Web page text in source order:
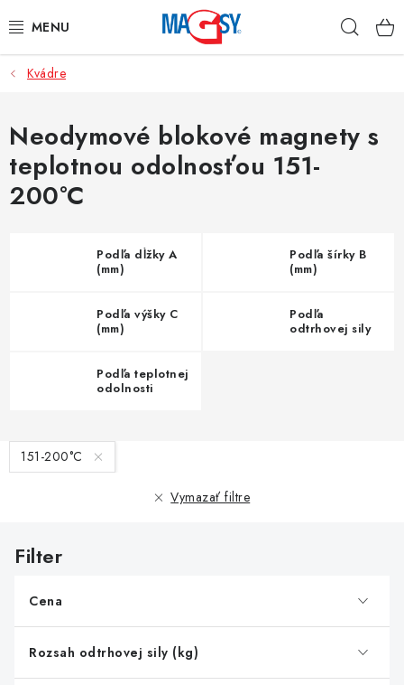
na
HLAVNÉ KATEGÓRIE
MAGNETICKÉ POMÔCKY
PRIEMYSELNÉ MAGNETY
NEREZOVÉ MATERIÁLY
Obchodné podmienky
Ochrana osobných údajov
Kvádre
Neodymové blokové magnety s
teplotnou odolnosťou 151-
200°C
Podľa dĺžky A
(mm)
Podľa šírky B
(mm)
Podľa výšky C
(mm)
Podľa
odtrhovej sily
Podľa teplotnej
odolnosti
V
ý
s
o
151-200°C
Vymazať filtre
Cena
Rozsah odtrhovej sily (kg)